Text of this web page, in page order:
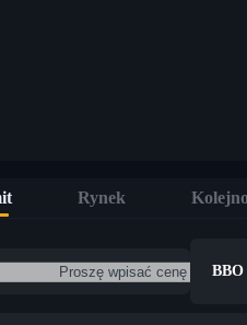
Rynek
BBO